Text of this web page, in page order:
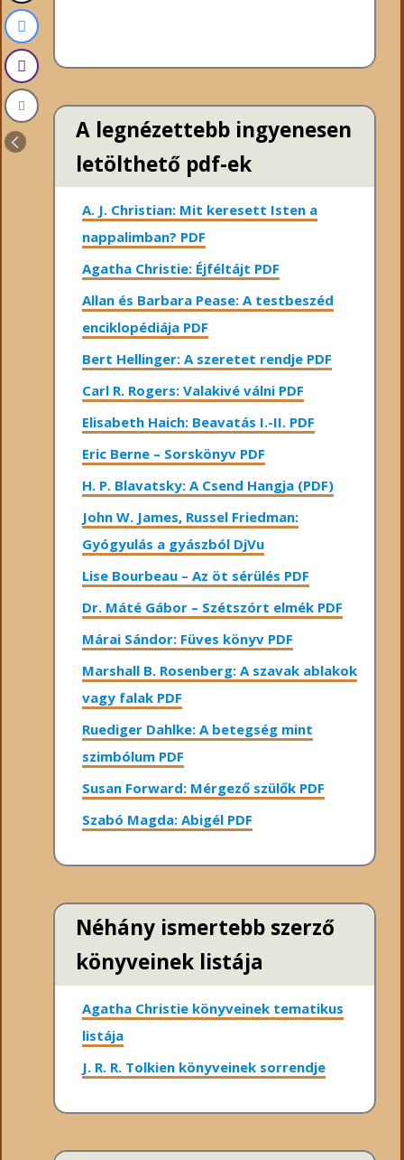
A legnézettebb ingyenesen
letölthető pdf-ek
A. J. Christian: Mit keresett Isten a
nappalimban? PDF
Agatha Christie: Éjféltájt PDF
Allan és Barbara Pease: A testbeszéd
enciklopédiája PDF
Bert Hellinger: A ​szeretet rendje PDF
Carl R. Rogers: Valakivé válni PDF
Elisabeth Haich: Beavatás I.-II. PDF
Eric Berne – Sorskönyv PDF
H. P. Blavatsky: A Csend Hangja (PDF)
John W. James, Russel Friedman:
Gyógyulás a gyászból DjVu
Lise Bourbeau – Az öt sérülés PDF
Dr. Máté Gábor – Szétszórt elmék PDF
Márai Sándor: Füves könyv PDF
Marshall B. Rosenberg: A szavak ablakok
vagy falak PDF
Ruediger Dahlke: A betegség mint
szimbólum PDF
Susan Forward: Mérgező szülők PDF
Szabó Magda: Abigél PDF
Néhány ismertebb szerző
könyveinek listája
Agatha Christie könyveinek tematikus
listája
J. R. R. Tolkien könyveinek sorrendje